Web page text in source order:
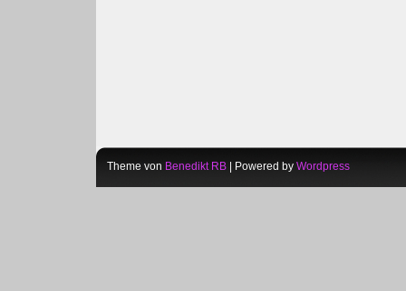
Theme von Benedikt RB | Powered by Wordpress